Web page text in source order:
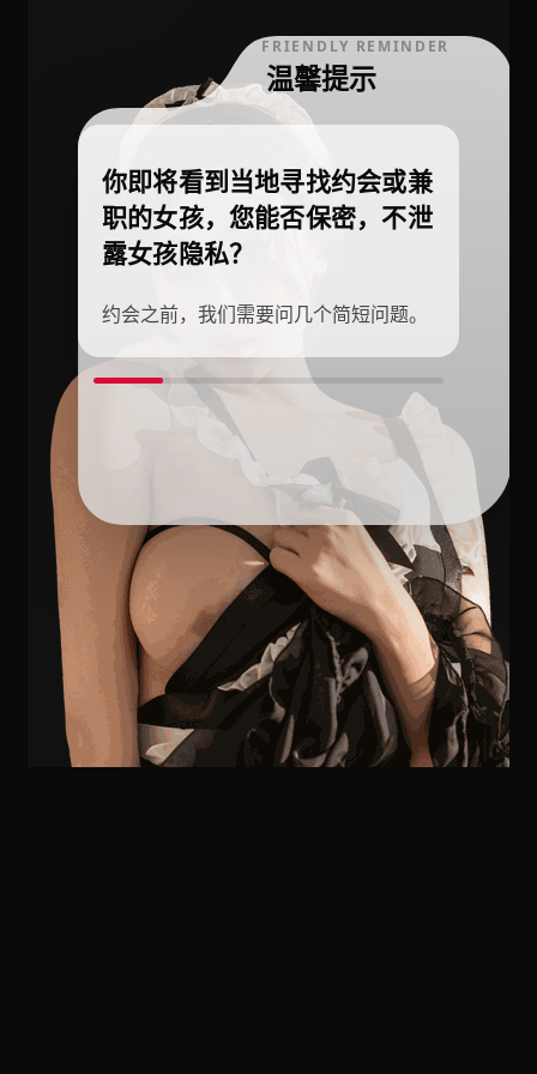
FRIENDLY REMINDER
温馨提示
你即将看到当地寻找约会或兼
职的女孩，您能否保密，不泄
露女孩隐私？
约会之前，我们需要问几个简短问题。